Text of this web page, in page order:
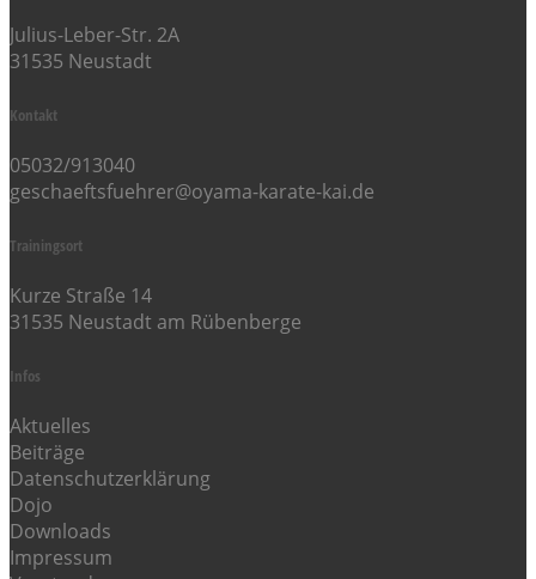
Julius-Leber-Str. 2A
31535 Neustadt
Kontakt
05032/913040
geschaeftsfuehrer@oyama-karate-kai.de
Trainingsort
Kurze Straße 14
31535 Neustadt am Rübenberge
Infos
Aktuelles
Beiträge
Datenschutzerklärung
Dojo
Downloads
Impressum